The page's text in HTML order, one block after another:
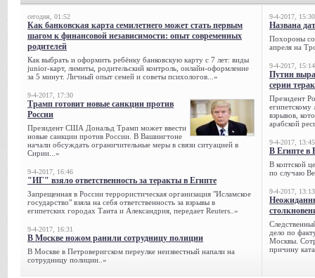
сегодня, 01:52
Как банковская карта семилетнего может стать первым
шагом к финансовой независимости: опыт современных
родителей
Как выбрать и оформить ребёнку банковскую карту с 7 лет: виды
junior-карт, лимиты, родительский контроль, онлайн-оформление
за 5 минут. Личный опыт семей и советы психологов...»
9-4-2017, 17:30
Трамп готовит новые санкции против
России
Президент США Дональд Трамп может ввести
новые санкции против России. В Вашингтоне
начали обсуждать ограничительные меры в связи ситуацией в
Сирии...»
9-4-2017, 16:46
"ИГ" взяло ответственность за теракты в Египте
Запрещенная в России террористическая организация "Исламское
государство" взяла на себя ответственность за взрывы в
египетских городах Танта и Александрия, передает Reuters..»
9-4-2017, 16:31
В Москве ножом ранили сотрудницу полиции
В Москве в Петроверигском переулке неизвестный напали на
сотрудницу полиции..»
9-4-2017, 15:30
Названа
Похороны
апреля на
9-4-2017, 15:14
Путин
серии
Президент
египетскому
взрывов,
арабской
9-4-2017, 13:45
В Египте в
В коптской
по случаю
9-4-2017, 13:13
дело по
Москвы.
причину